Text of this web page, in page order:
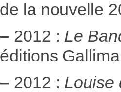
de la nouvelle
– 2012 : Le
éditions
– 2012 : Louise